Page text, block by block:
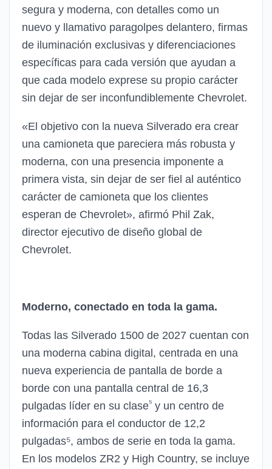
segura y moderna, con detalles como un
nuevo y llamativo paragolpes delantero, firmas
de iluminación exclusivas y diferenciaciones
específicas para cada versión que ayudan a
que cada modelo exprese su propio carácter
sin dejar de ser inconfundiblemente Chevrolet.
«El objetivo con la nueva Silverado era crear
una camioneta que pareciera más robusta y
moderna, con una presencia imponente a
primera vista, sin dejar de ser fiel al auténtico
carácter de camioneta que los clientes
esperan de Chevrolet», afirmó Phil Zak,
director ejecutivo de diseño global de
Chevrolet.
Moderno, conectado en toda la gama.
Todas las Silverado 1500 de 2027 cuentan con
una moderna cabina digital, centrada en una
nueva experiencia de pantalla de borde a
borde con una pantalla central de 16,3
pulgadas líder en su clase⁵ y un centro de
información para el conductor de 12,2
pulgadas⁵, ambos de serie en toda la gama.
En los modelos ZR2 y High Country, se incluye